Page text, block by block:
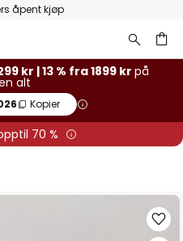
åpent kjøp
kr | 13 % fra 1899 krpå
alt
Kopier
70 %